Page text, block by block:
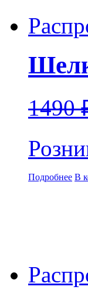
1490
Подробнее В